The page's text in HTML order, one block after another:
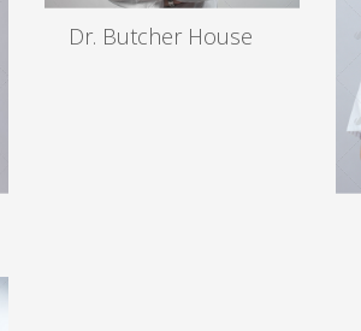
Dr. Butcher House